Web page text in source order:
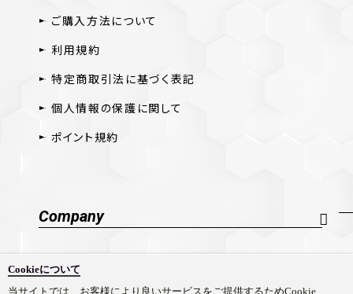
Cookieについて
当サイトでは、お客様により良いサービスをご提供するためCookie
ご購入方法について
利用規約
特定商取引法に基づく表記
個人情報の保護に関して
ポイント規約
Company
会社概要
採用情報